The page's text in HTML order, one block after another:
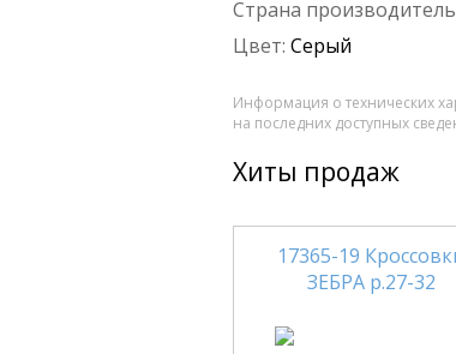
Страна
Цвет: Серый
Информация о технических
на последних доступных
Хиты продаж
17365-19
ЗЕБРА р.27-32